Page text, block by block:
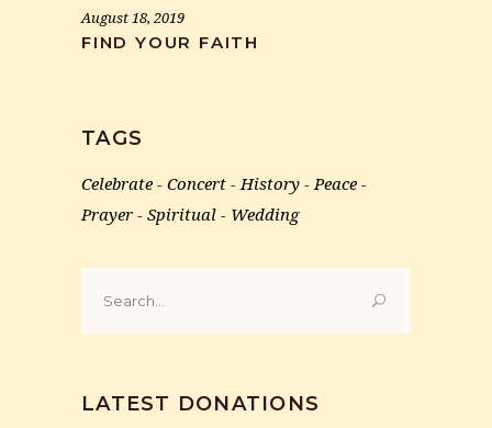
August 18, 2019
FIND YOUR FAITH
TAGS
Celebrate Concert History
Peace
Prayer
Spiritual Wedding
for:
LATEST DONATIONS